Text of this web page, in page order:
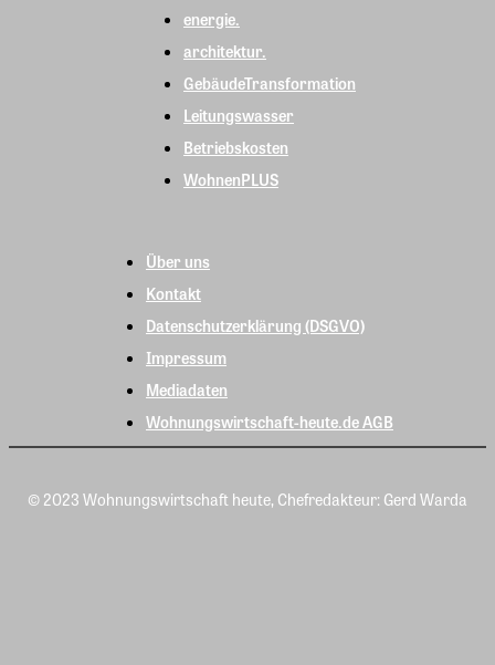
energie.
architektur.
GebäudeTransformation
Leitungswasser
Betriebskosten
WohnenPLUS
Über uns
Kontakt
Datenschutzerklärung (DSGVO)
Impressum
Mediadaten
Wohnungswirtschaft-heute.de AGB
© 2023 Wohnungswirtschaft heute, Chefredakteur: Gerd Warda